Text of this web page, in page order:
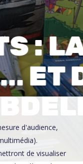
:
ET
d'audience,
de visualiser